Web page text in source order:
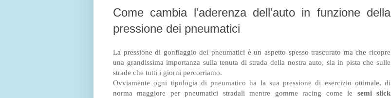
Come cambia l'aderenza dell'auto in funzione della
pressione dei pneumatici
La pressione di gonfiaggio dei pneumatici è un aspetto spesso trascurato ma che ricopre
una grandissima importanza sulla tenuta di strada della nostra auto, sia in pista che sulle
strade che tutti i giorni percorriamo.
Ovviamente ogni tipologia di pneumatico ha la sua pressione di esercizio ottimale, di
norma maggiore per pneumatici stradali mentre gomme racing come le semi slick